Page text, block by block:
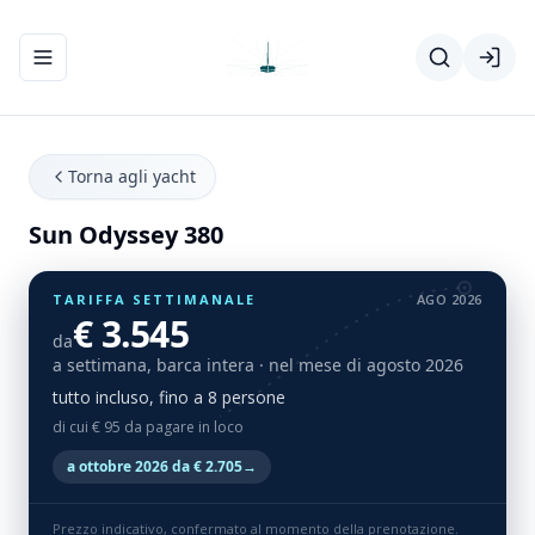
Apri/chiudi menu di navigazione
Torna agli yacht
Sun Odyssey 380
TARIFFA SETTIMANALE AGO 2026
da€ 3.545
a settimana, barca intera · nel mese di agosto 2026
tutto incluso, fino a 8 persone
di cui € 95 da pagare in loco
a ottobre 2026 da € 2.705→
Prezzo indicativo, confermato al momento della prenotazione.